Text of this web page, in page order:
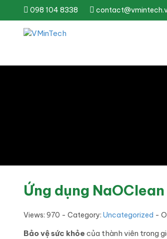
098 104 8338
Ứng dụng
Views: 970 - Category: Uncategorized -
Bảo vệ sức khỏe của thành viên trong